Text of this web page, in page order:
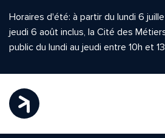
Horaires d'été: à partir du lundi 6
jeudi 6 août inclus, la Cité des
public du lundi au jeudi entre 10h et